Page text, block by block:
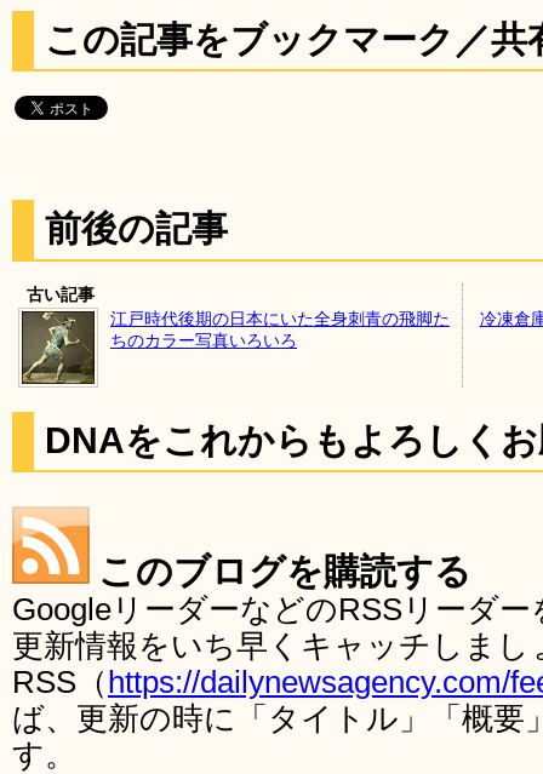
この記事をブックマーク／共
前後の記事
古い記事
江戸時代後期の日本にいた全身刺青の飛脚た
ちのカラー写真いろいろ
冷凍倉
DNAをこれからもよろしく
このブログを購読する
GoogleリーダーなどのRSSリーダ
更新情報をいち早くキャッチしま
RSS（ https://dailynewsagency.com/
ば、更新の時に「タイトル」「概要
す。